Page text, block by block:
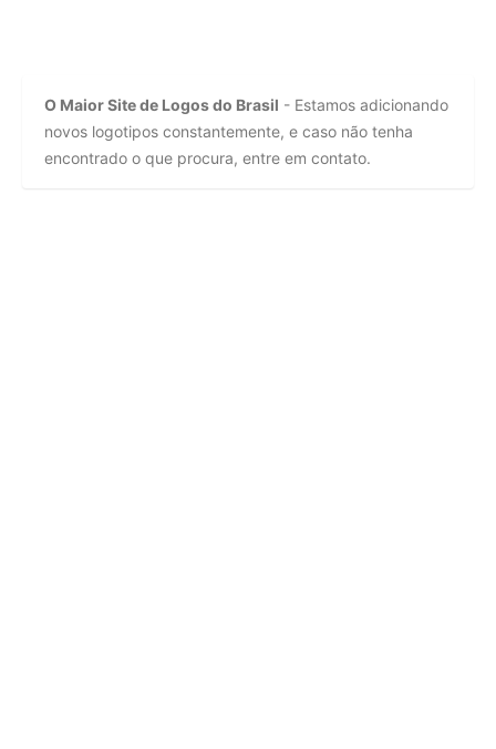
O Maior Site de Logos do Brasil - Estamos adicionando
novos logotipos constantemente, e caso não tenha
encontrado o que procura, entre em contato.